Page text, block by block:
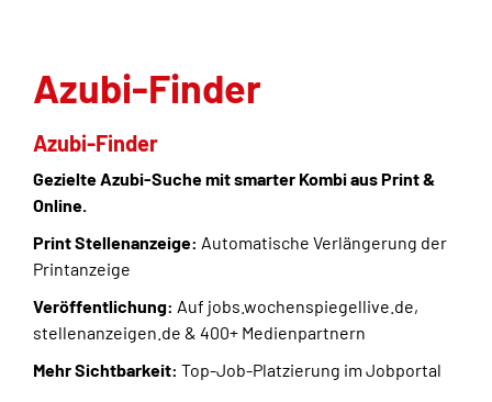
Azubi-Finder
Azubi-Finder
Gezielte Azubi-Suche mit smarter Kombi aus Print &
Online.
Print Stellenanzeige: Automatische Verlängerung der
Printanzeige
Veröffentlichung: Auf jobs.wochenspiegellive.de,
stellenanzeigen.de & 400+ Medienpartnern
Mehr Sichtbarkeit: Top-Job-Platzierung im Jobportal